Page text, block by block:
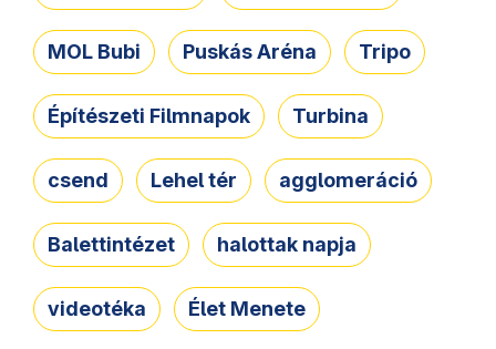
MOL Bubi Puskás Aréna Tripo
Építészeti Filmnapok Turbina
csend Lehel tér agglomeráció
Balettintézet halottak napja
videotéka Élet Menete